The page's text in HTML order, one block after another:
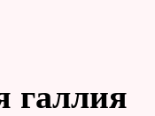
галлия